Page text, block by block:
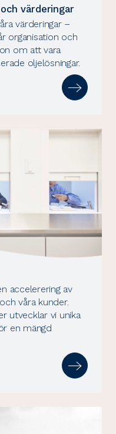
värderingar
värderingar –
organisation och
om att vara
oljelösningar.
accelerering av
våra kunder.
utvecklar vi unika
en mängd